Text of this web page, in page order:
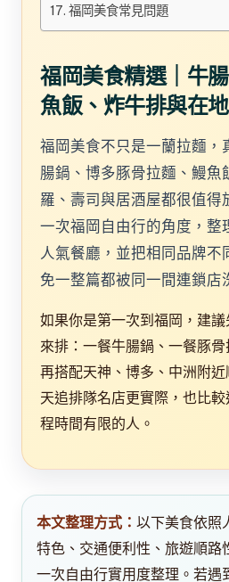
福岡美食常見問題
福岡美食精選｜牛
魚飯、炸牛排與在
福岡美食不只是一蘭拉麵，
腸鍋、博多豚骨拉麵、鰻魚
羅、壽司與居酒屋都很值得
一次福岡自由行的角度，整
人氣餐廳，並把相同品牌不
免一整篇都被同一間連鎖店
如果你是第一次到福岡，建
來排：一餐牛腸鍋、一餐豚骨
再搭配天神、博多、中洲附
天追排隊名店更實際，也比
程時間有限的人。
本文整理方式： 以下美食依照
特色、交通便利性、旅遊順路
一次自由行實用度整理。若遇